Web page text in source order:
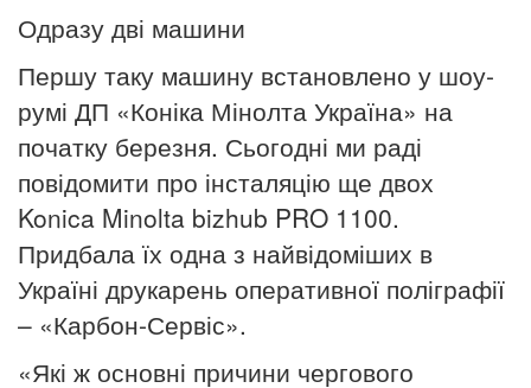
Одразу дві машини
Першу таку машину встановлено у шоу-
румі ДП «Коніка Мінолта Україна» на
початку березня. Сьогодні ми раді
повідомити про інсталяцію ще двох
Konica Minolta bizhub PRO 1100.
Придбала їх одна з найвідоміших в
Україні друкарень оперативної поліграфії
– «Карбон-Сервіс».
«Які ж основні причини чергового